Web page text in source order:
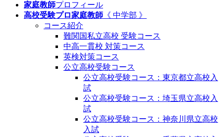
家庭教師プロフィール
高校受験プロ家庭教師 《 中学部 》
コース紹介
難関国私立高校 受験コース
中高一貫校 対策コース
英検対策コース
公立高校受験コース
公立高校受験コース：東京都立高校入
試
公立高校受験コース：埼玉県立高校入
試
公立高校受験コース：神奈川県立高校
入試